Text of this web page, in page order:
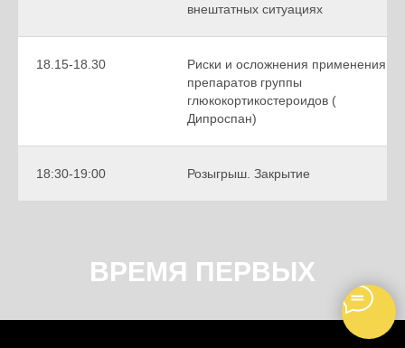
внештатных ситуациях
18.15-18.30
Риски и осложнения применения
препаратов группы
глюкокортикостероидов (
Дипроспан)
18:30-19:00 Розыгрыш. Закрытие
ВРЕМЯ ПЕРВЫХ